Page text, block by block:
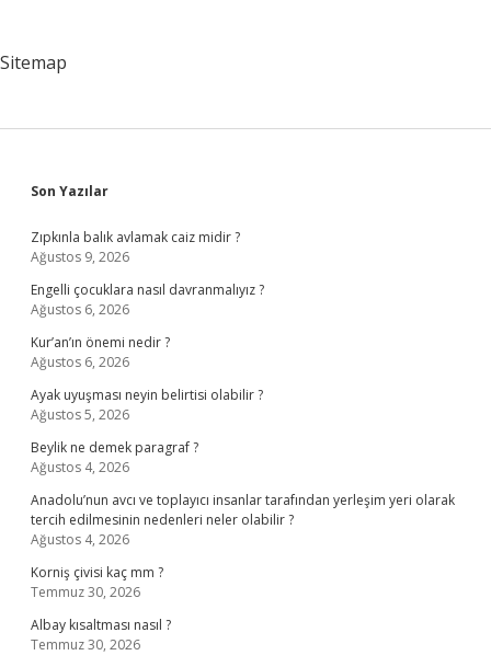
Sitemap
Sidebar
Son Yazılar
Zıpkınla balık avlamak caiz midir ?
Ağustos 9, 2026
Engelli çocuklara nasıl davranmalıyız ?
Ağustos 6, 2026
Kur’an’ın önemi nedir ?
Ağustos 6, 2026
Ayak uyuşması neyin belirtisi olabilir ?
Ağustos 5, 2026
Beylik ne demek paragraf ?
Ağustos 4, 2026
Anadolu’nun avcı ve toplayıcı insanlar tarafından yerleşim yeri olarak
tercih edilmesinin nedenleri neler olabilir ?
Ağustos 4, 2026
Korniş çivisi kaç mm ?
Temmuz 30, 2026
Albay kısaltması nasıl ?
Temmuz 30, 2026